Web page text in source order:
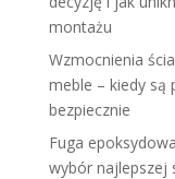
montażu
Wzmocnienia
meble – kiedy są
bezpiecznie
Fuga
wybór najlepszej